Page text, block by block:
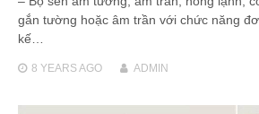
gắn tường hoặc âm trần với chức năng
kế…
8 YEARSAGO ADMIN